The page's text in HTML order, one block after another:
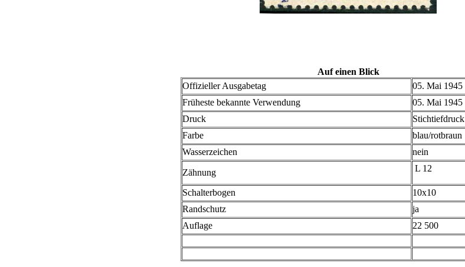
Auf einen Blick
Offizieller Ausgabetag
05. Mai 1945
Früheste bekannte Verwendung
05. Mai 1945
Druck
Stichtiefdruck
Farbe
blau/rotbraun
Wasserzeichen
nein
Zähnung L 12
Schalterbogen
10x10
Randschutz
ja
Auflage
22 500